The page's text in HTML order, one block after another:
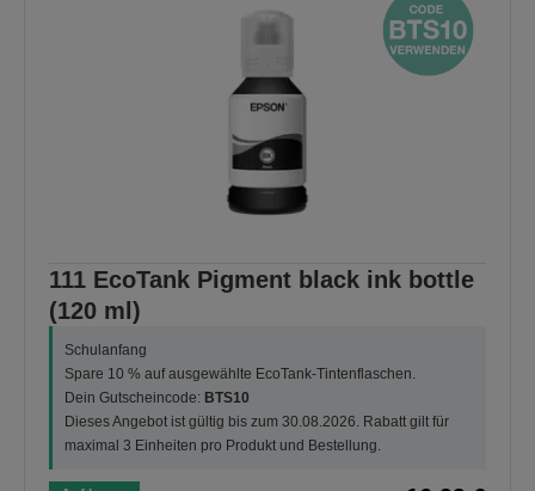
111 EcoTank Pigment black ink bottle
(120 ml)
Schulanfang
Spare 10 % auf ausgewählte EcoTank-Tintenflaschen.
Dein Gutscheincode: BTS10
Dieses Angebot ist gültig bis zum 30.08.2026. Rabatt gilt für
maximal 3 Einheiten pro Produkt und Bestellung.